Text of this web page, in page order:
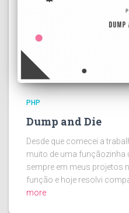
PHP
Dump and Die
Desde que comecei a
muito de uma funçãozinha
sempre em meus projetos
função e hoje resolvi
more